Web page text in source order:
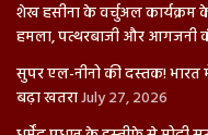
शेख हसीना के वर्चुअल
हमला, पत्थरबाजी और आगजनी
सुपर एल-नीनो की दस्तक!
बढ़ा खतराJuly 27, 2026